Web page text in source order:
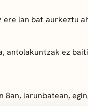
lan bat aurkeztu
antolakuntzak ez
8an, larunbatean,